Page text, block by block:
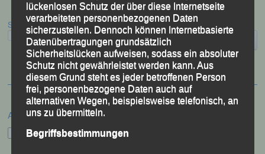
Suchen
Archiv
Archiv
lückenlosen Schutz der über diese Internetseite
verarbeiteten personenbezogenen Daten
sicherzustellen. Dennoch können Internetbasierte
Datenübertragungen grundsätzlich
Sicherheitslücken aufweisen, sodass ein absoluter
Schutz nicht gewährleistet werden kann. Aus
diesem Grund steht es jeder betroffenen Person
frei, personenbezogene Daten auch auf
alternativen Wegen, beispielsweise telefonisch, an
uns zu übermitteln.
Begriffsbestimmungen